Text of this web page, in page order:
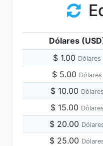
Dólares
$ 1.00 Dólares
$ 5.00 Dólares
$ 10.00 Dólares
$ 15.00 Dólares
$ 20.00
$ 25.00